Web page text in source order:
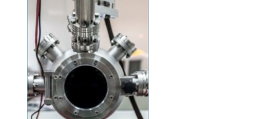
förstår människan
bakom problemet. Att
anlita
en advokat ...